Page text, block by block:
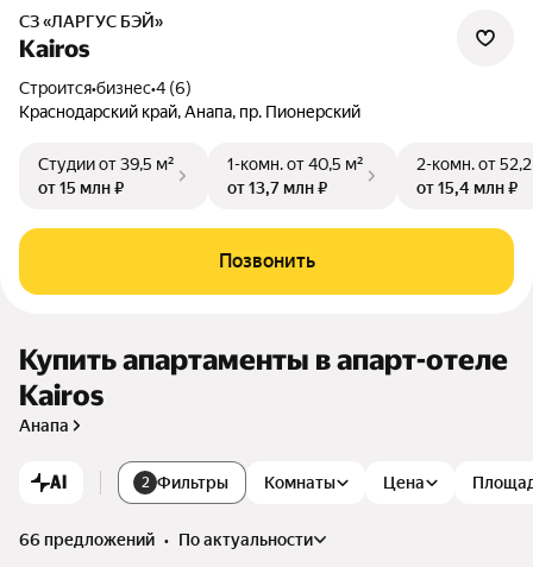
СЗ «ЛАРГУС БЭЙ»
Kairos
Строится•бизнес•4 (6)
Краснодарский край,Анапа, пр. Пионерский
Студииот 39,5 м²
от 15 млн ₽
1-комн.от 40,5 м²
от 13,7 млн ₽
2-комн.от
от 15,4 млн ₽
Позвонить
Купить апартаменты в апарт-отеле
Kairos
Анапа
AI 2 Фильтры Комнаты Цена
66 предложений •
по актуальности